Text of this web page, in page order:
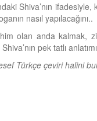
Shiva’nın ifadesiyle,
nasıl yapılacağını..
olan anda kalmak,
pek tatlı
Türkçe çeviri halini